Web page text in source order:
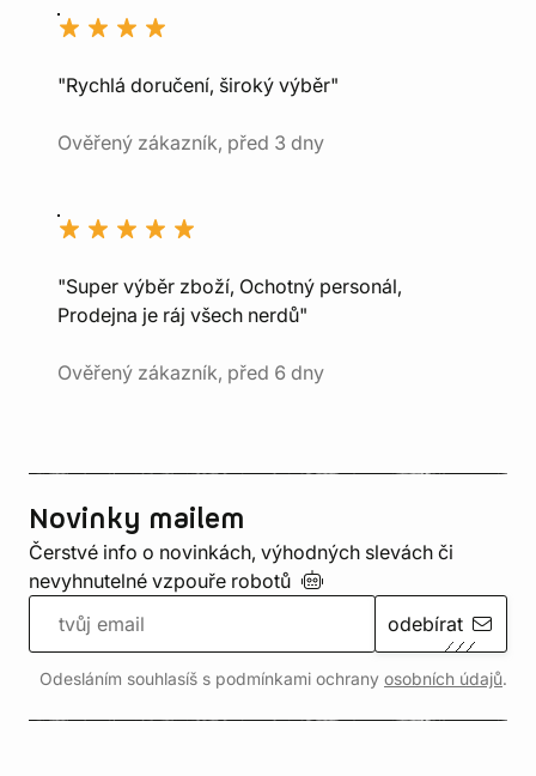
"Rychlá doručení, široký výběr"
Ověřený zákazník, před 3 dny
"Super výběr zboží, Ochotný personál,
Prodejna je ráj všech nerdů"
Ověřený zákazník, před 6 dny
Novinky mailem
Čerstvé info o novinkách, výhodných slevách či
nevyhnutelné vzpouře robotů
odebírat
Odesláním souhlasíš s podmínkami ochrany osobních údajů.